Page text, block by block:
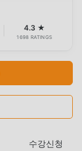
4.3 ★
1698 RATINGS
수강신청